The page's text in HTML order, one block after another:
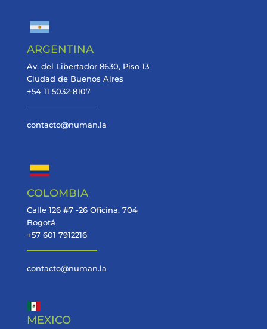
ARGENTINA
Av. del Libertador 8630, Piso 13
Ciudad de Buenos Aires
+54 11 5032-8107
contacto@numan.la
COLOMBIA
Calle 126 #7 -26 Oficina. 704
Bogotá
+57 601 7912216
contacto@numan.la
MEXICO